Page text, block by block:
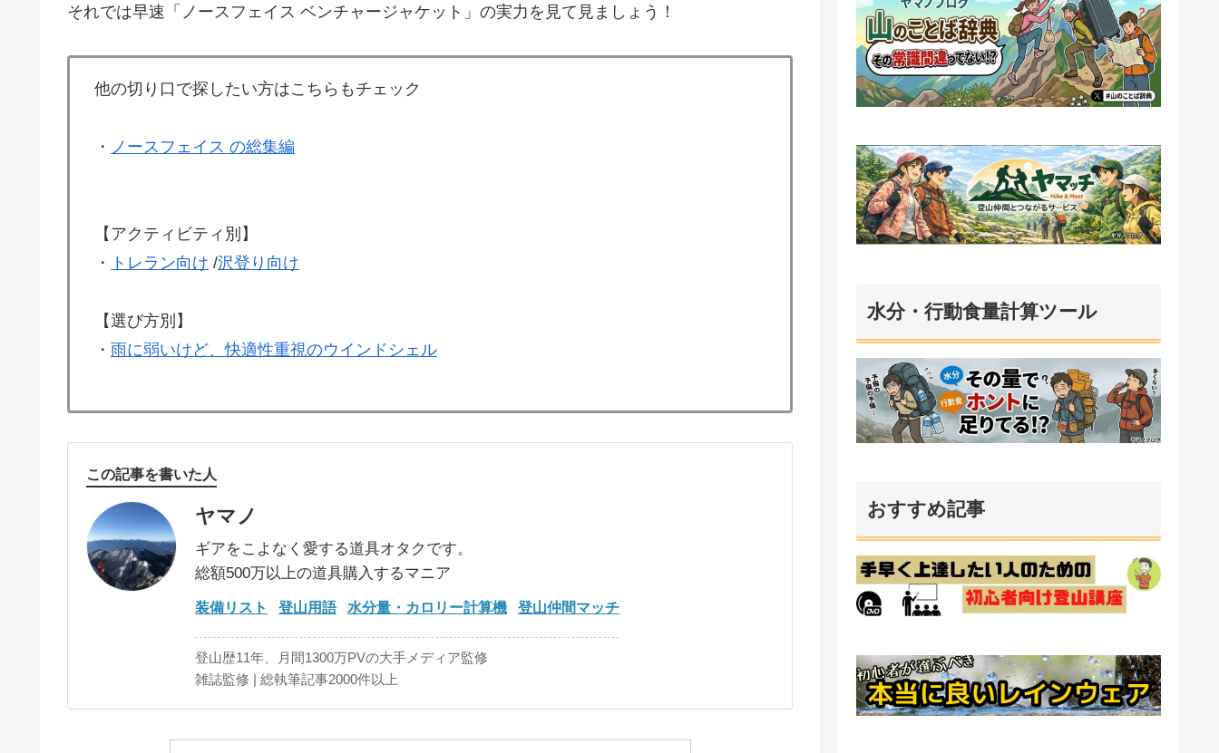
それでは早速「ノースフェイス ベンチャージャケット」の実力を見て見ましょう！
他の切り口で探したい方はこちらもチェック
・ ノースフェイス の総集編
【アクティビティ別】
・
トレラン向け /沢登り向け
【選び方別】
・ 雨に弱いけど、快適性重視のウインドシェル
この記事を書いた人
ヤマノ
ギアをこよなく愛する道具オタクです。
総額500万以上の道具購入するマニア
装備リスト 登山用語 水分量・カロリー計算機 登山仲間マッチ
登山歴11年、月間1300万PVの大手メディア監修
雑誌監修 | 総執筆記事2000件以上
水分・行動食量計算ツール
おすすめ記事